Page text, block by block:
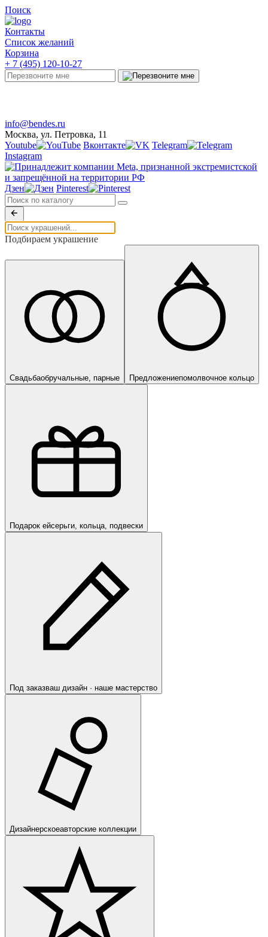
Поиск
Контакты
Список желаний
Корзина
+ 7 (495) 120-10-27
info@bendes.ru
Москва, ул. Петровка, 11
Youtube
Вконтакте
Telegram
Instagram
Дзен Pinterest
Подбираем украшение
Свадьбаобручальные, парные Предложениепомолвочное кольцо
Подарок ейсерьги, кольца, подвески
Под заказваш дизайн · наше мастерство
Дизайнерскоеавторские коллекции